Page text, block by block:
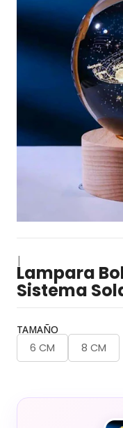
|
Lampara
Sistema
TAMAÑO
6 CM 8 CM